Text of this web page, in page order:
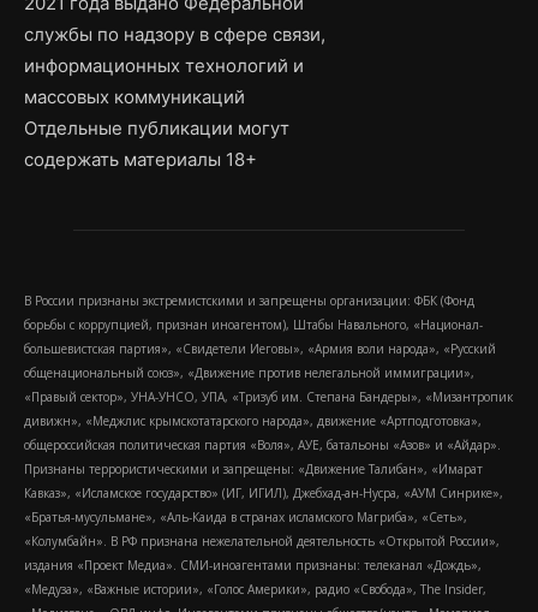
службы по надзору в сфере связи,
информационных технологий и
массовых коммуникаций
Отдельные публикации могут
содержать материалы 18+
В России признаны экстремистскими и запрещены организации: ФБК (Фонд
борьбы с коррупцией, признан иноагентом), Штабы Навального, «Национал-
большевистская партия», «Свидетели Иеговы», «Армия воли народа», «Русский
общенациональный союз», «Движение против нелегальной иммиграции»,
«Правый сектор», УНА-УНСО, УПА, «Тризуб им. Степана Бандеры», «Мизантропик
дивижн», «Меджлис крымскотатарского народа», движение «Артподготовка»,
общероссийская политическая партия «Воля», АУЕ, батальоны «Азов» и «Айдар».
Признаны террористическими и запрещены: «Движение Талибан», «Имарат
Кавказ», «Исламское государство» (ИГ, ИГИЛ), Джебхад-ан-Нусра, «АУМ Синрике»,
«Братья-мусульмане», «Аль-Каида в странах исламского Магриба», «Сеть»,
«Колумбайн». В РФ признана нежелательной деятельность «Открытой России»,
издания «Проект Медиа». СМИ-иноагентами признаны: телеканал «Дождь»,
«Медуза», «Важные истории», «Голос Америки», радио «Свобода», The Insider,